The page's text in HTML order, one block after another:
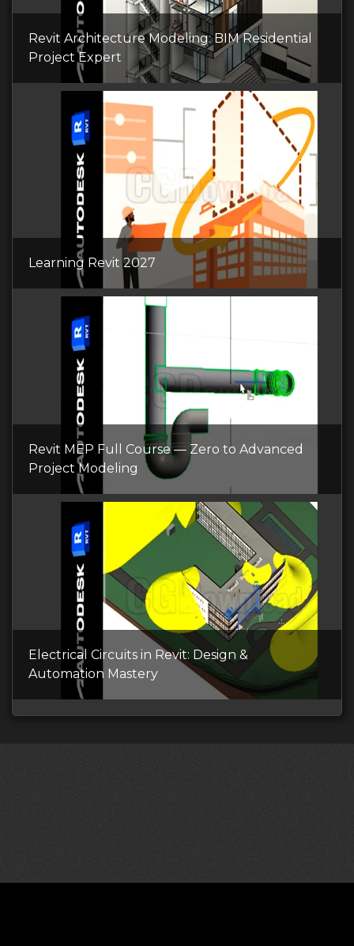
Revit Architecture Modeling: BIM Residential
Project Expert
Learning Revit 2027
Revit MEP Full Course — Zero to Advanced
Project Modeling
Electrical Circuits in Revit: Design &
Automation Mastery